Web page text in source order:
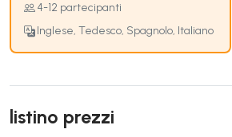
4-12 partecipanti
Inglese, Tedesco, Spagnolo, Italiano
listino prezzi